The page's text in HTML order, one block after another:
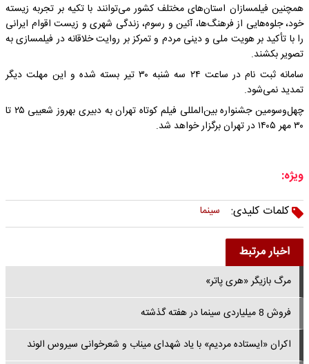
همچنین فیلمسازان استان‌های مختلف کشور می‌توانند با تکیه بر تجربه زیسته
خود، جلوه‌هایی از فرهنگ‌ها، آئین و رسوم، زندگی شهری و زیست اقوام ایرانی
را با تأکید بر هویت ملی و دینی مردم و تمرکز بر روایت خلاقانه در فیلمسازی به
تصویر بکشند.
سامانه ثبت نام در ساعت ۲۴ سه شنبه ۳۰ تیر بسته شده و این مهلت دیگر
تمدید نمی‌شود.
چهل‌وسومین جشنواره بین‌المللی فیلم کوتاه تهران به دبیری بهروز شعیبی ۲۵ تا
۳۰ مهر ۱۴۰۵ در تهران برگزار خواهد شد.
ویژه:
کلمات کلیدی:
سینما
اخبار مرتبط
مرگ بازیگر «هری پاتر»
فروش 8 میلیاردی سینما در هفته گذشته
اکران «ایستاده مردیم» با یاد شهدای میناب و شعرخوانی سیروس الوند